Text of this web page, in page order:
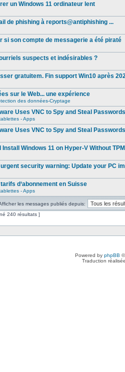
un Windows 11 ordinateur lent
de phishing à reports@antiphishing ...
si son compte de messagerie a été piraté
suspects et indésirables ?
gratuitem. Fin support Win10 après
sur le Web... une expérience
des données-Cryptage
Uses VNC to Spy and Steal Passwords
- Apps
Uses VNC to Spy and Steal Passwords
Install Windows 11 on Hyper-V Without TPM
security warning: Update your PC
d‘abonnement en Suisse
- Apps
les messages publiés depuis:
240 résultats ]
Powered by phpBB
Traduction